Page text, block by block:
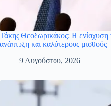
Τάκης Θεοδωρικάκος: Η ενίσχυση
ανάπτυξη και καλύτερους μισθούς
9 Αυγούστου, 2026